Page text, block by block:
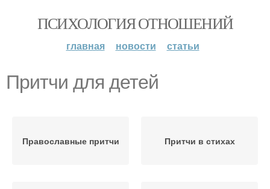
ПСИХОЛОГИЯ ОТНОШЕНИЙ
главная новости статьи
Притчи для детей
Православные притчи Притчи в стихах